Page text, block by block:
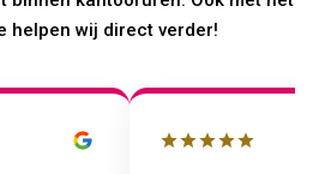
helpen wij direct verder!